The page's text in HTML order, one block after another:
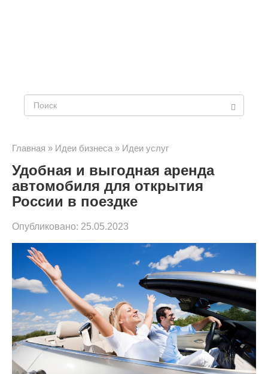
Главная » Идеи бизнеса » Идеи услуг
Удобная и выгодная аренда
автомобиля для открытия
России в поездке
Опубликовано: 25.05.2023